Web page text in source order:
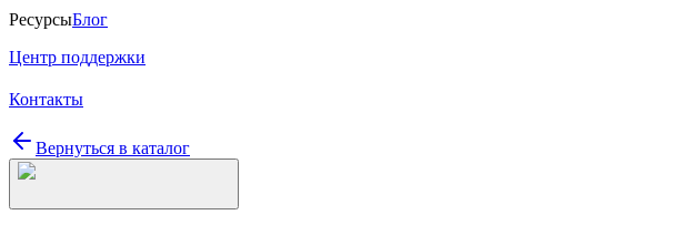
РесурсыБлог
Центр поддержки
Контакты
Вернуться в каталог